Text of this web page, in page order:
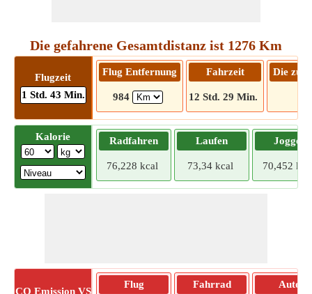
Die gefahrene Gesamtdistanz ist 1276 Km
Flugzeit
1 Std. 43 Min.
Flug Entfernung
984
Fahrzeit
12 Std. 29 Min.
Die zu
Kalorie Radfahren
76,228 kcal
Laufen
73,34 kcal
Joggen
70,452
CO Emission VS
Flug
Fahrrad
Auto